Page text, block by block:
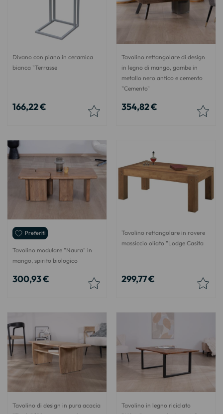
Divano con piano in ceramica
bianca "Terrasse
166,22 €
Tavolino rettangolare di design
in legno di mango, gambe in
metallo nero antico e cemento
"Cemento"
354,82 €
Preferiti
Tavolino modulare "Naura" in
mango, spirito biologico
300,93 €
Tavolino rettangolare in rovere
massiccio oliato "Lodge Casita
299,77 €
Tavolino di design in pura acacia
Tavolino in legno riciclato